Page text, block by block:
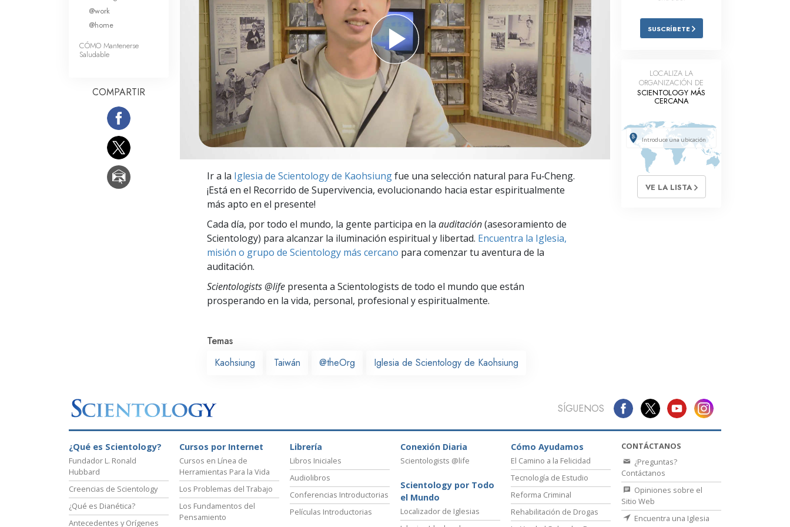
Amor y Odio: ¿Qué es Grandeza?
Respuestas a las Drogas
Los Niños
La Ética y las
Condiciones
La Causa de la Supresión
Investigaciones
Los Fundamentos de la Organización
Los Fundamentos de las Relaciones
Ir a la Iglesia de Scientology de Kaohsiungfue una selección natural para Fu‑Cheng.
¡Está en el Recorrido de Supervivencia, evolucionando hacia estar espiritualmente
más apto en el presente!
Cada día, por todo el mundo, la gente participa en la auditación(asesoramiento de
Scientology) para alcanzar la iluminación espiritual y libertad. Encuentra la Iglesia,
misión o grupo de Scientology más cercano para comenzar tu aventura de la
auditación.
Scientologists @life presenta a Scientologists de todo el mundo que están
prosperando en la vida, personal, profesional y espiritualmente.
Temas
Kaohsiung
Taiwán @theOrg Iglesia de Scientology de Kaohsiung
@work
@home
CÓMO Mantenerse
Saludable
COMPARTIR
SUSCRÍBETE
LOCALIZA LA
ORGANIZACIÓN DE
SCIENTOLOGY MÁS
CERCANA
VE LA LISTA
SÍGUENOS
¿Qué es Scientology?
Fundador L. Ronald
Hubbard
Creencias de Scientology
¿Qué es Dianética?
Antecedentes y Orígenes
Cursos por Internet
Cursos en Línea de
Herramientas Para la Vida
Los Problemas del Trabajo
Los Fundamentos del
Pensamiento
Librería
Libros Iniciales
Audiolibros
Conferencias Introductorias
Películas Introductorias
Conexión Diaria
Scientologists @life
Scientology por Todo
el Mundo
Localizador de Iglesias
Cómo Ayudamos
El Camino a la Felicidad
Tecnología de Estudio
Reforma Criminal
Rehabilitación de Drogas
CONTÁCTANOS
¿Preguntas?
Contáctanos
Opiniones sobre el
Sitio Web
Encuentra una Iglesia